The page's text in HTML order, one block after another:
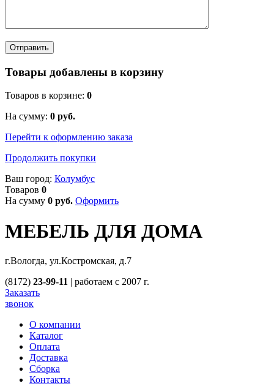
Товары добавлены в корзину
Товаров в корзине: 0
На сумму: 0 руб.
Перейти к оформлению заказа
Продолжить покупки
Ваш город: Колумбус
Товаров 0
На сумму 0 руб. Оформить
МЕБЕЛЬ ДЛЯ ДОМА
г.Вологда, ул.Костромская, д.7
(8172) 23-99-11 | работаем с 2007 г.
Заказать
звонок
О компании
Каталог
Оплата
Доставка
Сборка
Контакты